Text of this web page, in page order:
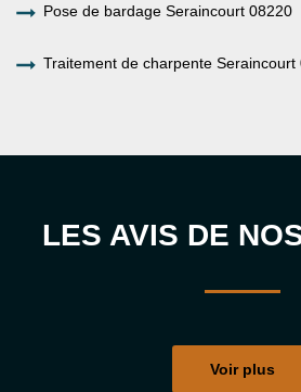
Pose de bardage Seraincourt 08220
Traitement de charpente Seraincourt
LES AVIS DE
Voir plus